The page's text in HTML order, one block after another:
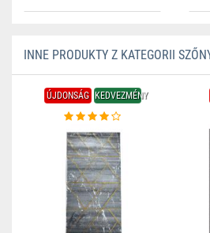
INNE PRODUKTY Z KATEGORII
ÚJDONSÁG KEDVEZMÉNY